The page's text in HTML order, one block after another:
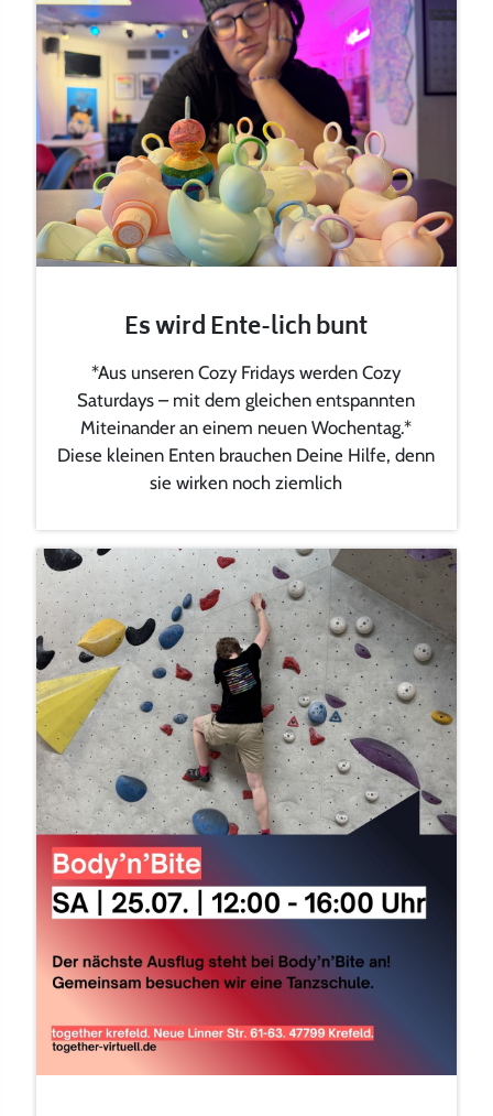
Es wird Ente-lich bunt
*Aus unseren Cozy Fridays werden Cozy
Saturdays – mit dem gleichen entspannten
Miteinander an einem neuen Wochentag.*
Diese kleinen Enten brauchen Deine Hilfe, denn
sie wirken noch ziemlich